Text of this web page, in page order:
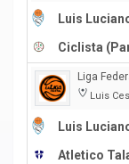
Luis
Ciclista
Liga
Luis
Luis
Atletico